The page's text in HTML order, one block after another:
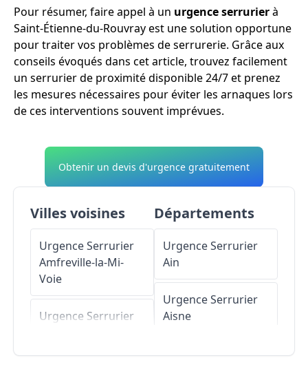
Pour résumer, faire appel à un urgence serrurierà
Saint-Étienne-du-Rouvray est une solution opportune
pour traiter vos problèmes de serrurerie. Grâce aux
conseils évoqués dans cet article, trouvez facilement
un serrurier de proximité disponible 24/7 et prenez
les mesures nécessaires pour éviter les arnaques lors
de ces interventions souvent imprévues.
Obtenir un devis d'urgence gratuitement
Villes voisines
Urgence Serrurier
Amfreville-la-Mi-
Voie
Urgence Serrurier
Départements
Urgence Serrurier
Ain
Urgence Serrurier
Aisne
Urgence Serrurier